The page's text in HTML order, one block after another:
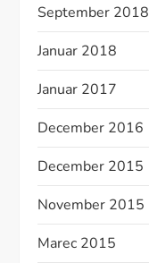
September 2018
Januar 2018
Januar 2017
December 2016
December 2015
November 2015
Marec 2015